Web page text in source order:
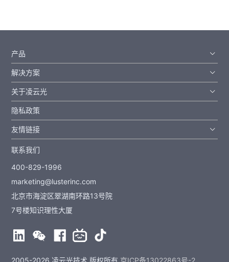
产品
解决方案
关于凌云光
隐私政策
友情链接
联系我们
400-829-1996
marketing@lusterinc.com
北京市海淀区翠湖南环路13号院
7号楼知识理性大厦
2005-2026 凌云光技术 版权所有 京ICP备13022863号-2